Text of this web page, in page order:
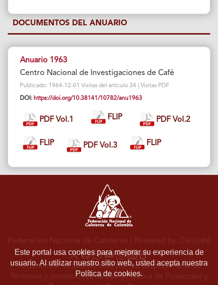
DOCUMENTOS DEL ANUARIO
Anuario 1963
Centro Nacional de Investigaciones de Café
Publicado: 1964-12-01 Visitas del artículo 34 | Visitas PDF
DOI: https://doi.org/10.38141/10782/anu1963
PDF Vol.1 FLIP PDF Vol.2
FLIP PDF Vol.3 FLIP
Este portal usa cookies para mejorar su experiencia de
usuario. Al utilizar nuestro sitio web, usted acepta nuestra
Política de cookies.
Federación Nacional de Cafeteros | Powered by: Cenicafé
Al continuar utilizando este portal, aceptas nuestros
Términos y condiciones de usoyPolítica de Privacidad y